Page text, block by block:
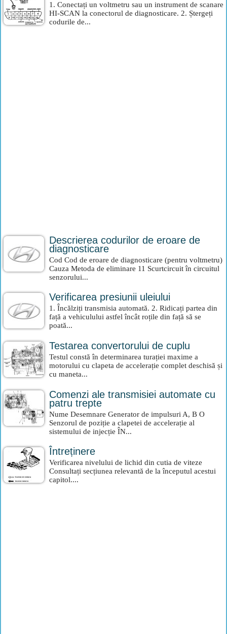
1. Conectați un voltmetru sau un instrument de scanare
HI-SCAN la conectorul de diagnosticare. 2. Ștergeți
codurile de...
Descrierea codurilor de eroare de
diagnosticare
Cod Cod de eroare de diagnosticare (pentru voltmetru)
Cauza Metoda de eliminare 11 Scurtcircuit în circuitul
senzorului...
Verificarea presiunii uleiului
1. Încălziți transmisia automată. 2. Ridicați partea din
față a vehiculului astfel încât roțile din față să se
poată...
Testarea convertorului de cuplu
Testul constă în determinarea turației maxime a
motorului cu clapeta de accelerație complet deschisă și
cu maneta...
Comenzi ale transmisiei automate cu
patru trepte
Nume Desemnare Generator de impulsuri A, B O
Senzorul de poziție a clapetei de accelerație al
sistemului de injecție ÎN...
Întreținere
Verificarea nivelului de lichid din cutia de viteze
Consultați secțiunea relevantă de la începutul acestui
capitol....